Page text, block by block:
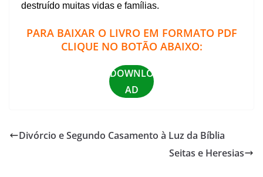
destruído muitas vidas e famílias.
PARA BAIXAR O LIVRO EM FORMATO PDF
CLIQUE NO BOTÃO ABAIXO:
DOWNLO
AD
Divórcio e Segundo Casamento à Luz da Bíblia
Seitas e Heresias